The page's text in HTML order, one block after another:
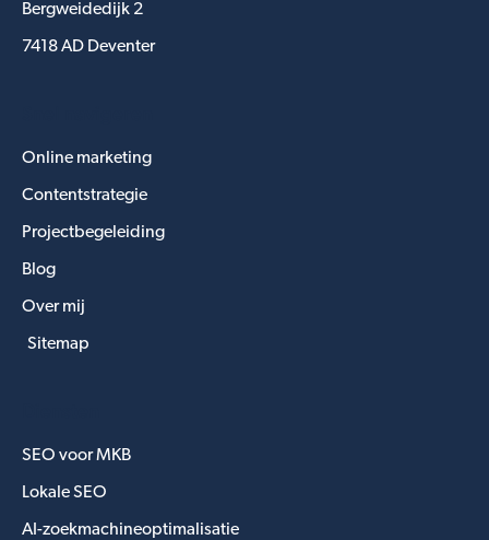
Bergweidedijk 2
7418 AD Deventer
Online marketing
Contentstrategie
Projectbegeleiding
Blog
Over mij
Sitemap
SEO voor MKB
Lokale SEO
AI-zoekmachineoptimalisatie